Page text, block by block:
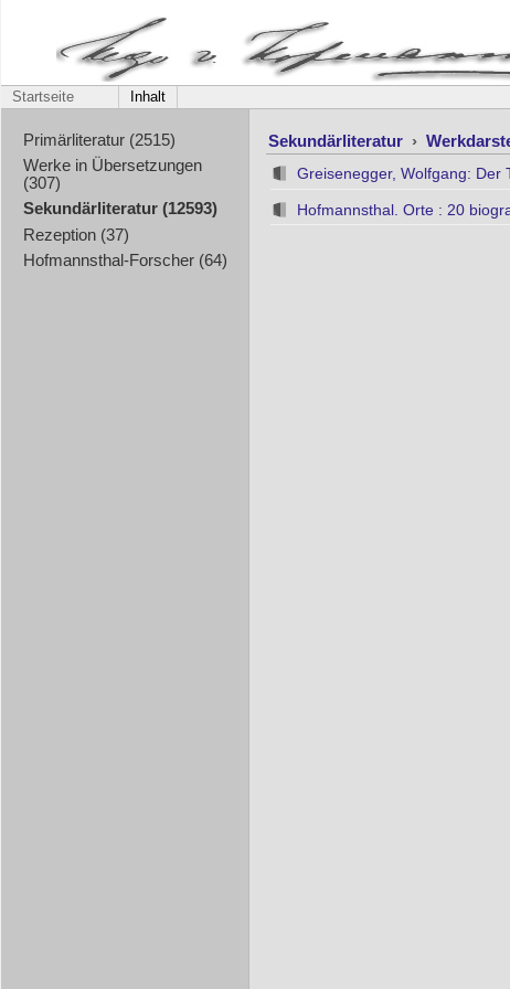
Startseite Inhalt
Primärliteratur (2515)
Werke in Übersetzungen
(307)
Sekundärliteratur (12593)
Rezeption (37)
Hofmannsthal-Forscher (64)
Sekundärliteratur ›
Greisenegger, Wolfgang: Der
Hofmannsthal. Orte : 20